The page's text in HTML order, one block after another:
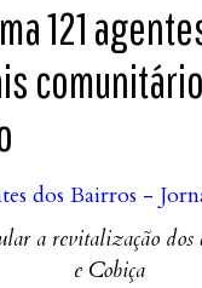
121
a revitalização dos
e Cobiça